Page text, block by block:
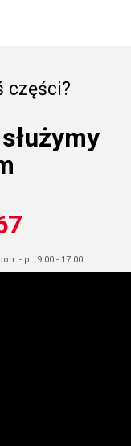
części?
- pt. 9.00 - 17.00